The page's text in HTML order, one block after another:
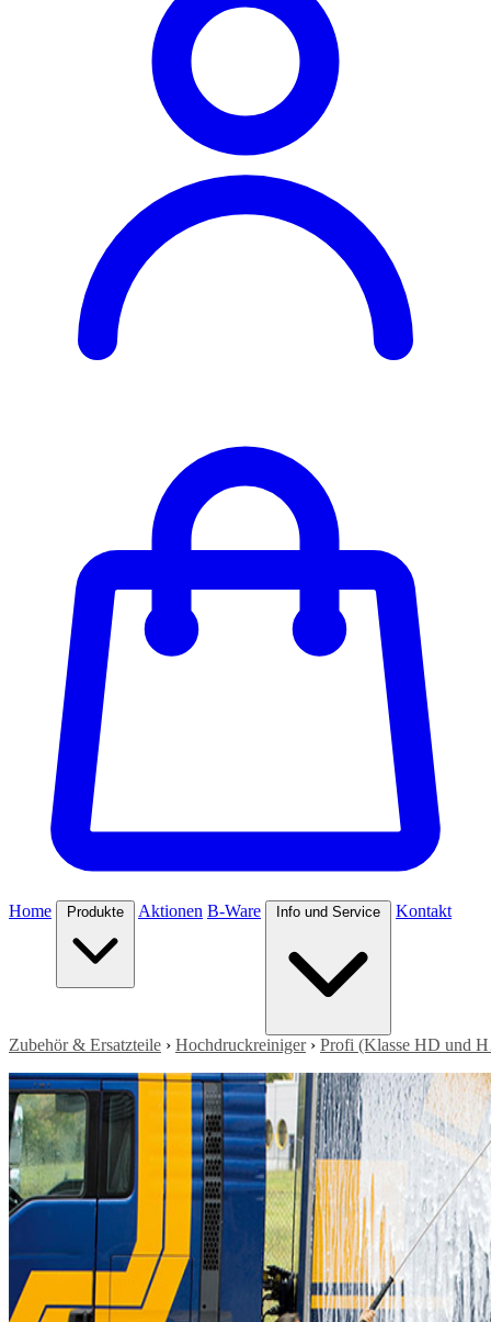
Home Produkte Aktionen B-Ware Info und Service Kontakt
Zubehör & Ersatzteile › Hochdruckreiniger› Profi (Klasse HD und